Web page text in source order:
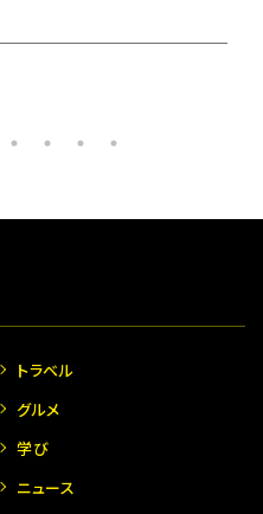
トラベル
グルメ
学び
ニュース